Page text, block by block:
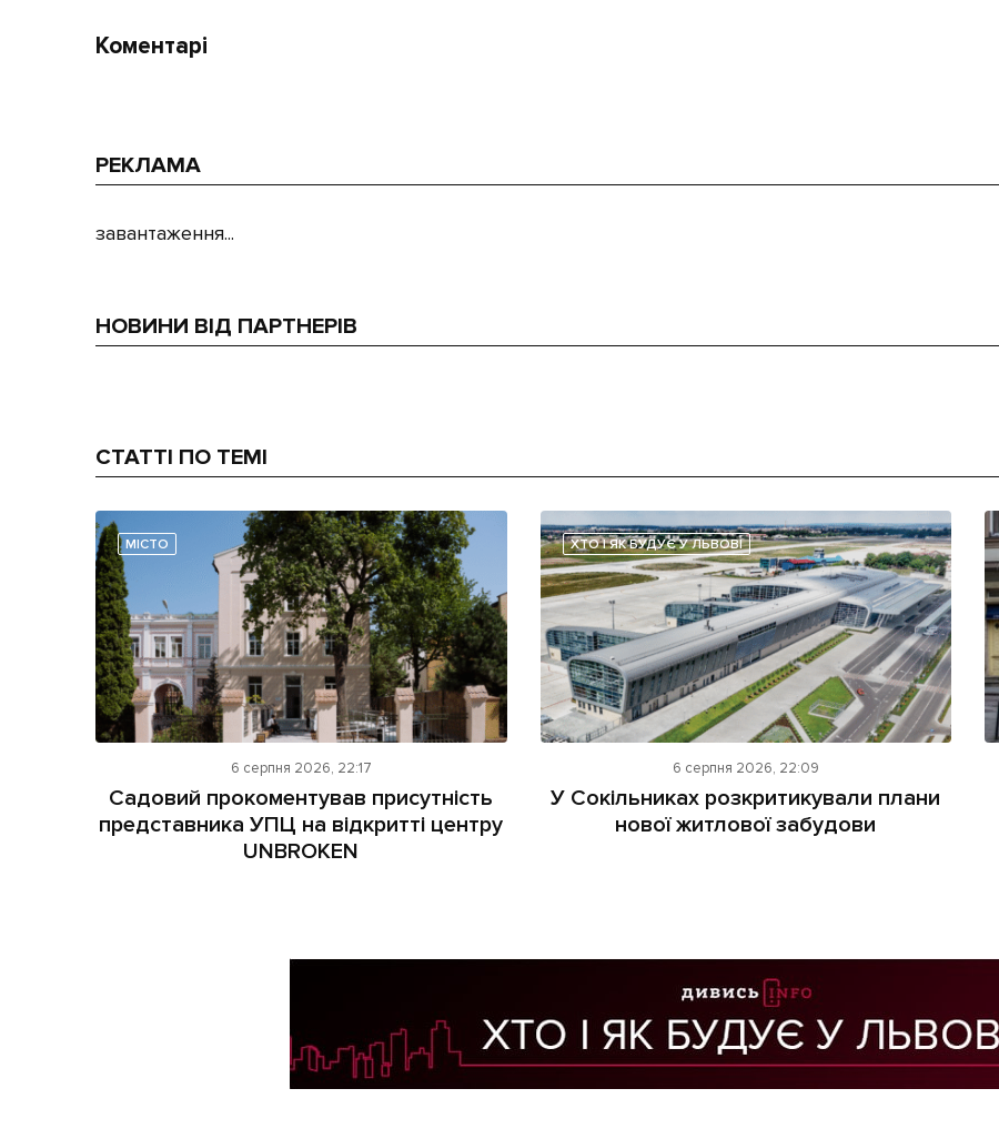
Коментарі
РЕКЛАМА
завантаження...
НОВИНИ ВІД ПАРТНЕРІВ
СТАТТІ ПО ТЕМІ
МІСТО
6 серпня 2026, 22:17
Садовий прокоментував присутність
представника УПЦ на відкритті центру
UNBROKEN
ХТО І ЯК БУДУЄ У ЛЬВОВІ
6 серпня 2026, 22:09
У Сокільниках розкритикували плани
нової житлової забудови